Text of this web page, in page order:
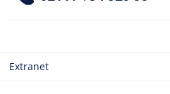
Extranet